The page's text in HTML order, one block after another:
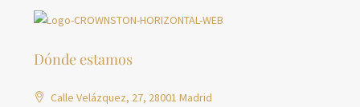
Dónde estamos
Calle Velázquez, 27, 28001 Madrid